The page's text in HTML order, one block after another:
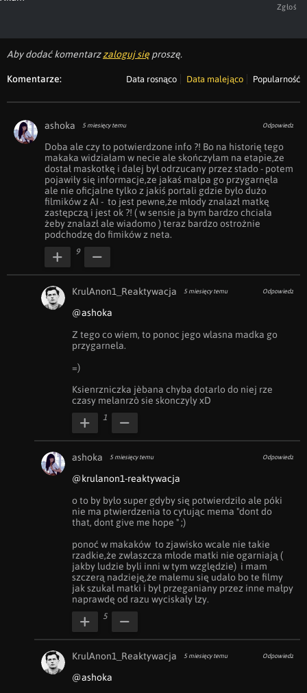
Zgłoś
Aby dodać komentarzzaloguj się proszę.
Komentarze: Data rosnąco Data malejąco Popularność
ashoka 5 miesięcy temu Odpowiedz
Doba ale czy to potwierdzone info ?! Bo na historię tego
makaka widziałam w necie ale skończyłam na etapie,ze
dostał maskotkę i dalej był odrzucany przez stado - potem
pojawiły się informacje,ze jakaś małpa go przygarnęła
ale nie oficjalne tylko z jakiś portali gdzie było dużo
filmików z AI -  to jest pewne,że młody znalazł matkę
zastępczą i jest ok ?! ( w sensie ja bym bardzo chciała
żeby znalazł ale wiadomo ) teraz bardzo ostrożnie
podchodzę do fimików z neta.
9
KrulAnon1_Reaktywacja 5 miesięcy temu Odpowiedz
@ashoka
Z tego co wiem, to ponoc jego wlasna madka go
przygarnela.
=)
Ksienrzniczka jèbana chyba dotarlo do niej rze
czasy melanrzò sie skonczyly xD
1
ashoka 5 miesięcy temu Odpowiedz
@krulanon1-reaktywacja
o to by było super gdyby się potwierdziło ale póki
nie ma ptwierdzenia to cytując mema "dont do
that, dont give me hope " ;)
ponoć w makaków  to zjawisko wcale nie takie
rzadkie,że zwłaszcza młode matki nie ogarniają (
jakby ludzie byli inni w tym względzie)  i mam
szczerą nadzieję,że małemu się udało bo te filmy
jak szukał matki i był przeganiany przez inne małpy
naprawdę od razu wyciskały łzy.
5
KrulAnon1_Reaktywacja 5 miesięcy temu Odpowiedz
@ashoka